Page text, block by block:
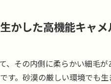
かした高機能キャ
、その内側に柔らかい細毛
す。砂漠の厳しい環境でも